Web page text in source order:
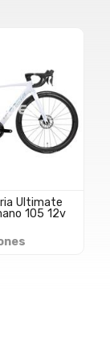
Ultimate
105 12v